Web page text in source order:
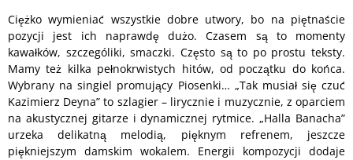
Ciężko wymieniać wszystkie dobre utwory, bo na piętnaście
pozycji jest ich naprawdę dużo. Czasem są to momenty
kawałków, szczególiki, smaczki. Często są to po prostu teksty.
Mamy też kilka pełnokrwistych hitów, od początku do końca.
Wybrany na singiel promujący Piosenki… „Tak musiał się czuć
Kazimierz Deyna” to szlagier – lirycznie i muzycznie, z oparciem
na akustycznej gitarze i dynamicznej rytmice. „Halla Banacha”
urzeka delikatną melodią, pięknym refrenem, jeszcze
piękniejszym damskim wokalem. Energii kompozycji dodaje